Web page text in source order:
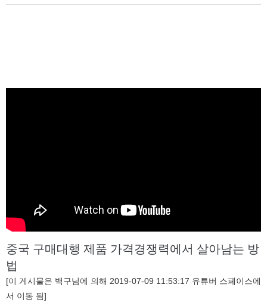
중국 구매대행 제품 가격경쟁력에서 살아남는 방
법
[이 게시물은 백구님에 의해 2019-07-09 11:53:17 유튜버 스페이스에
서 이동 됨]